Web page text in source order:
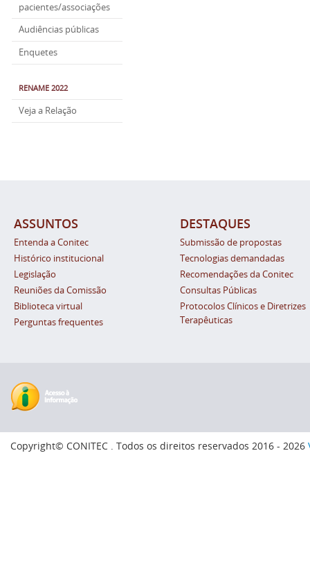
pacientes/associações
Audiências públicas
Enquetes
RENAME 2022
Veja a Relação
ASSUNTOS
Entenda a Conitec
Histórico institucional
Legislação
Reuniões da Comissão
Biblioteca virtual
Perguntas frequentes
DESTAQUES
Submissão de propostas
Tecnologias demandadas
Recomendações da Conitec
Consultas Públicas
Protocolos Clínicos e Diretrizes
Terapêuticas
Copyright© CONITEC . Todos os direitos reservados 2016 - 2026